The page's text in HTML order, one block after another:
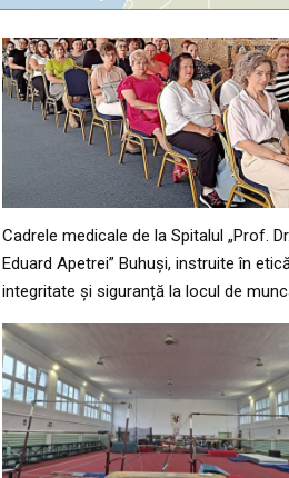
Cadrele medicale de la Spitalul „Prof. Dr.
Eduard Apetrei” Buhuși, instruite în
integritate și siguranță la locul de